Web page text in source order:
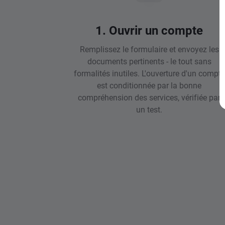
1. Ouvrir un compte
Remplissez le formulaire et envoyez les
documents pertinents - le tout sans
formalités inutiles. L'ouverture d'un compte
est conditionnée par la bonne
compréhension des services, vérifiée par
un test.